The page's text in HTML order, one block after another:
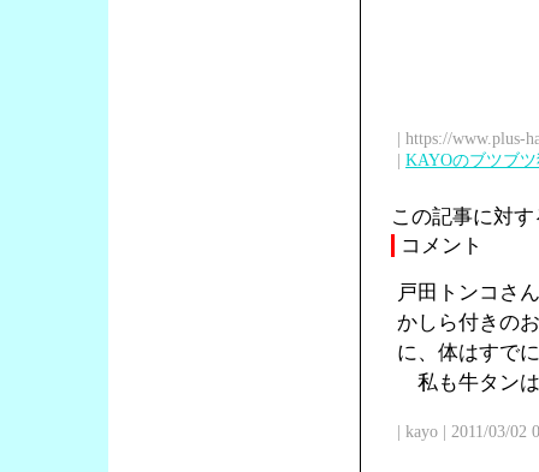
| https://www.plus-
| KAYOのブツブ
この記事に対
コメント
戸田トンコさ
かしら付きの
に、体はすで
私も牛タン
| kayo | 2011/03/02